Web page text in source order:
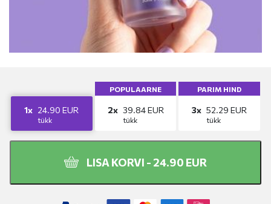
1x 24.90EUR
tükk
POPULAARNE
2x 39.84EUR
tükk
PARIM HIND
3x 52.29EUR
tükk
LISA KORVI - 24.90 EUR